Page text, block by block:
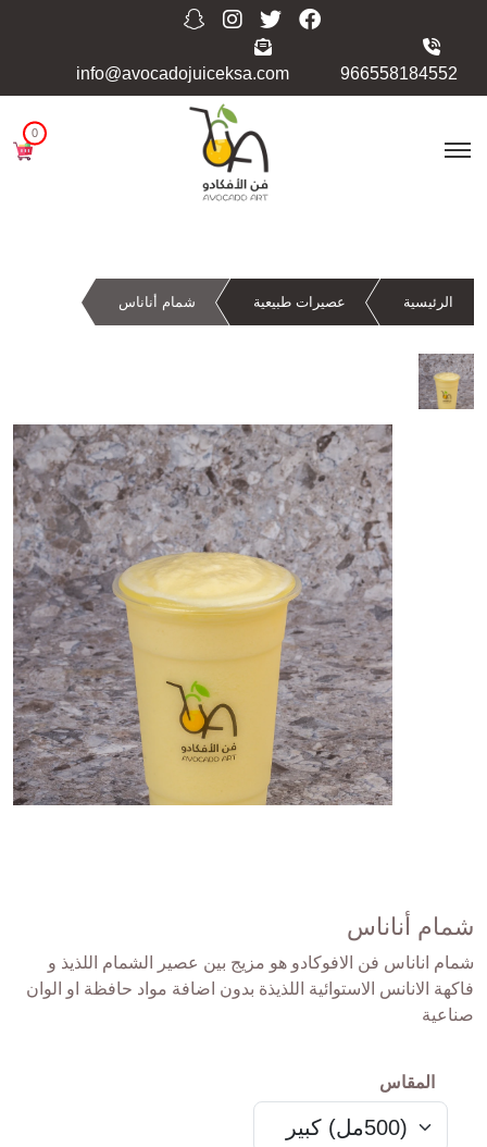
966558184552
info@avocadojuiceksa.com
0
الرئيسية عصيرات طبيعية شمام أناناس
شمام أناناس
شمام اناناس فن الافوكادو هو مزيج بين عصير الشمام اللذيذ و
فاكهة الانانس الاستوائية اللذيذة بدون اضافة مواد حافظة او الوان
صناعية
المقاس